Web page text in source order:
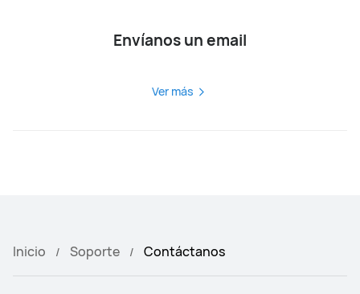
Envíanos un email
Ver más
Inicio Soporte Contáctanos